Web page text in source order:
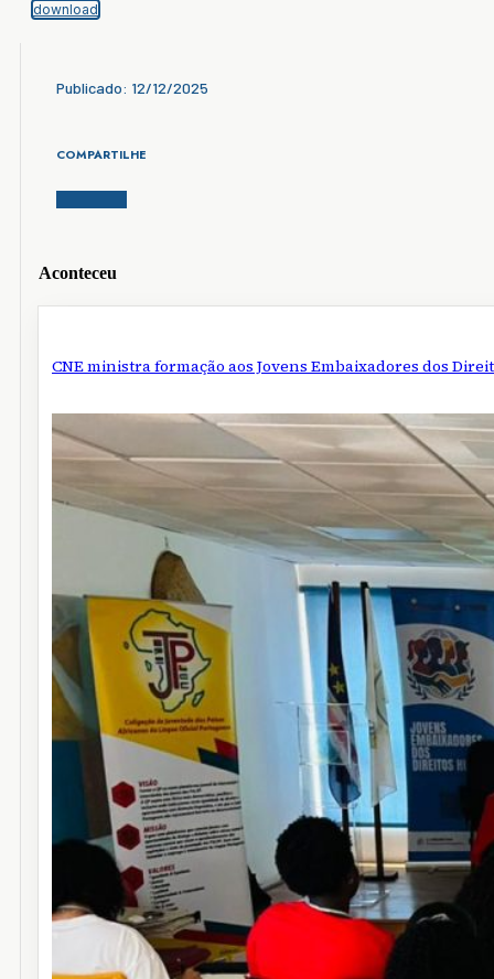
download
Publicado: 12/12/2025
COMPARTILHE
Aconteceu
CNE ministra formação aos Jovens Embaixadores dos